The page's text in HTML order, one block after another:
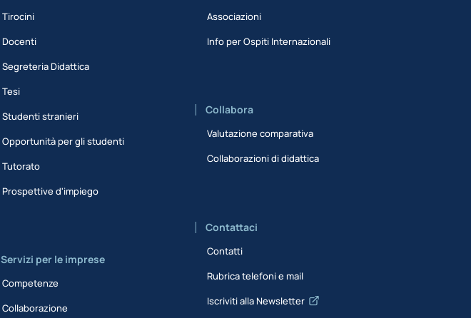
Tirocini
Docenti
Segreteria Didattica
Tesi
Studenti stranieri
Opportunità per gli studenti
Tutorato
Prospettive d'impiego
Servizi per le imprese
Competenze
Collaborazione
Associazioni
Info per Ospiti Internazionali
Collabora
Valutazione comparativa
Collaborazioni di didattica
Contattaci
Contatti
Rubrica telefoni e mail
Iscriviti alla Newsletter